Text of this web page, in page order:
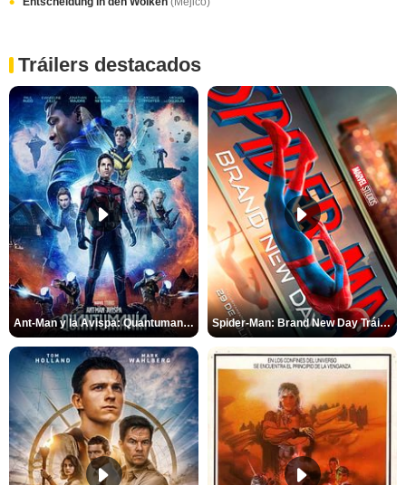
Tráilers destacados
Ant-Man y la Avispa: Quantumanía Tráiler (2) Spider-Man: Brand New Day Tráiler (3)